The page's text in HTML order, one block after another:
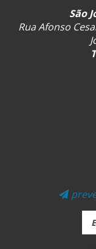
São
Rua Afonso